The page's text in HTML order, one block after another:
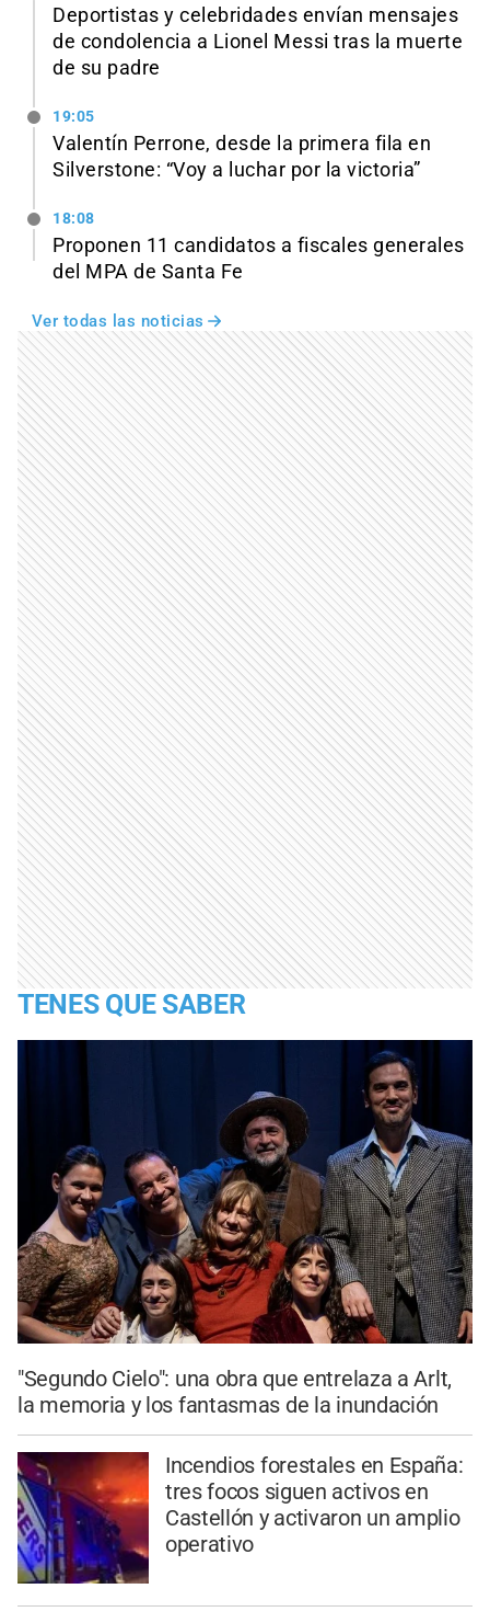
Deportistas y celebridades envían mensajes
de condolencia a Lionel Messi tras la muerte
de su padre
19:05
Valentín Perrone, desde la primera fila en
Silverstone: “Voy a luchar por la victoria”
18:08
Proponen 11 candidatos a fiscales generales
del MPA de Santa Fe
Ver todas las noticias
TENES QUE SABER
"Segundo Cielo": una obra que entrelaza a Arlt,
la memoria y los fantasmas de la inundación
Incendios forestales en España:
tres focos siguen activos en
Castellón y activaron un amplio
operativo